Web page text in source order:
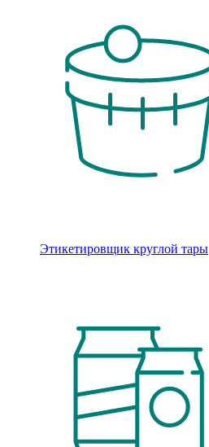
Этикетировщик круглой тары